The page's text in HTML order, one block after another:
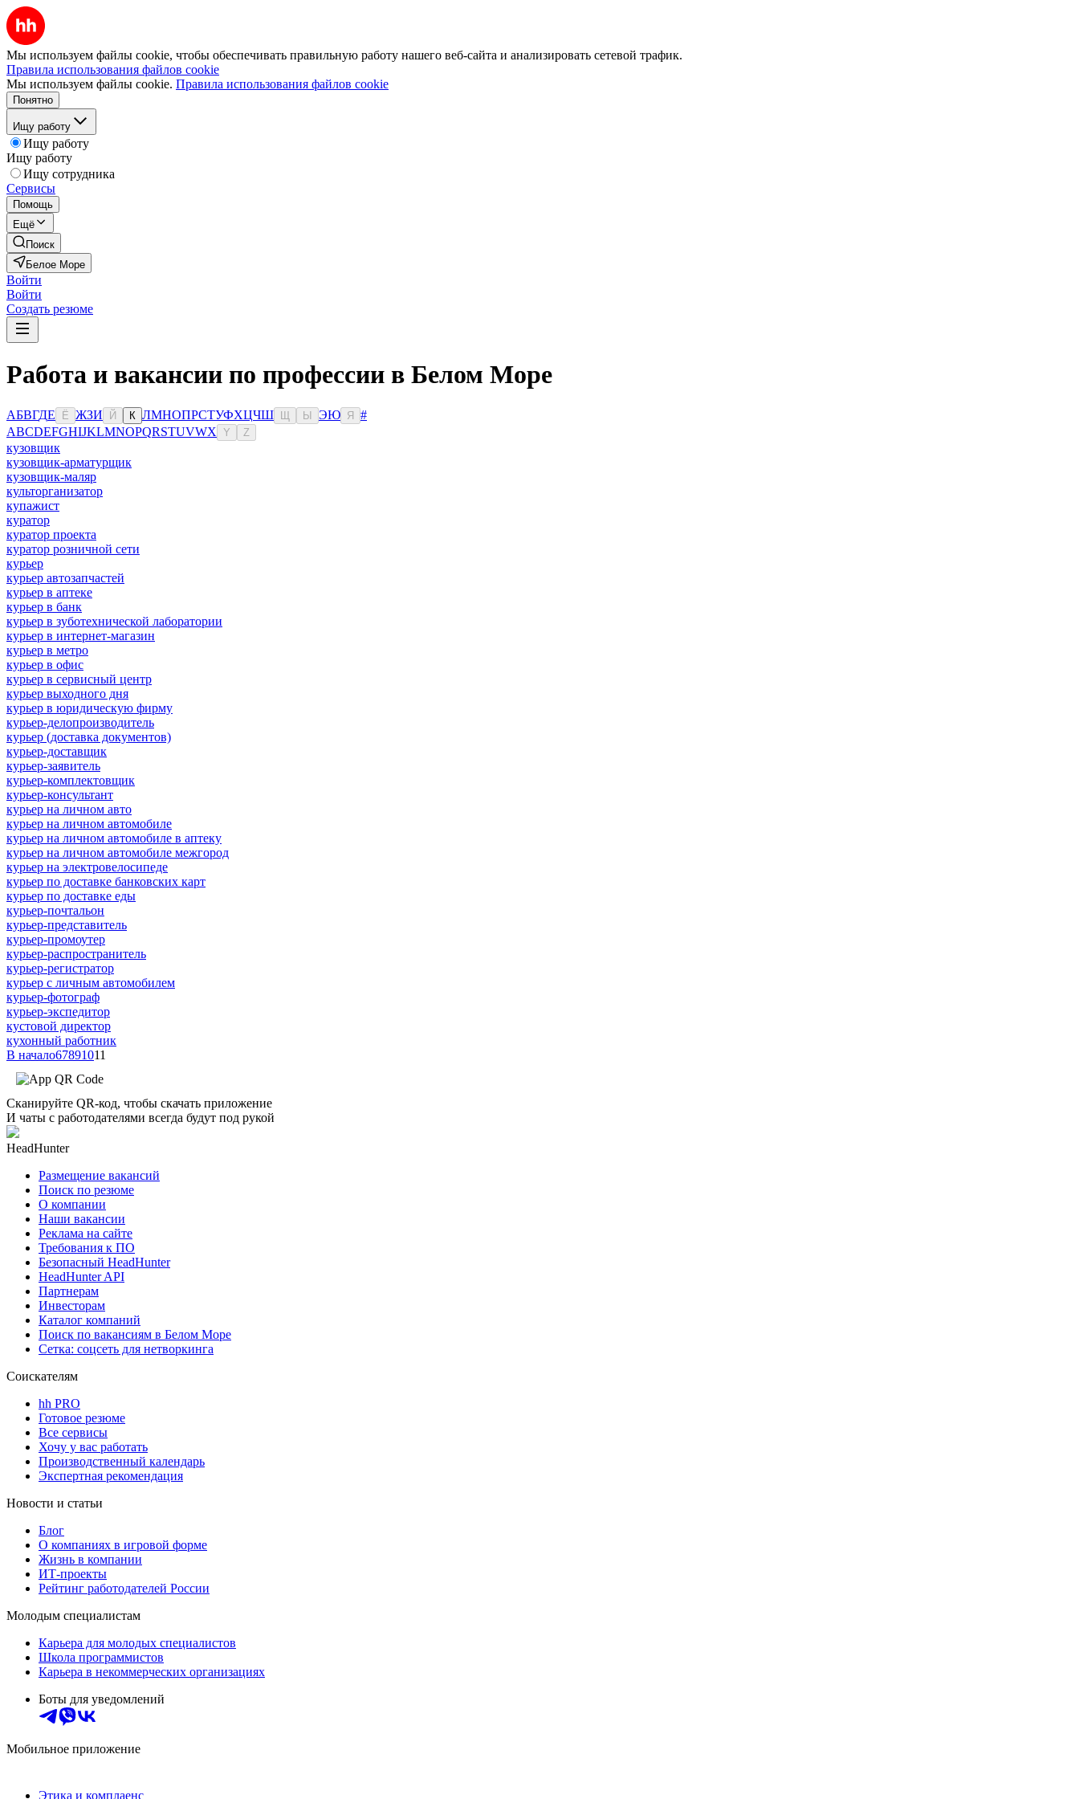
Мы используем файлы cookie, чтобы обеспечивать правильную работу нашего веб-сайта и анализировать сетевой трафик.
Правила использования файлов cookie
Мы используем файлы cookie. Правила использования файлов cookie
Понятно
Ищу работу
Ищу работу
Ищу работу
Ищу сотрудника
Сервисы
Помощь
Ещё
Поиск
Белое Море
Войти
Войти
Создать резюме
Работа и вакансии по профессии в Белом Море
АБВГДЕ Ё ЖЗИ Й К ЛМНОПРСТУФХЦЧШ Ы ЭЮ Я
#
ABCDEFGHIJKLMNOPQRSTUVWX Y Z
кузовщик
кузовщик-арматурщик
кузовщик-маляр
культорганизатор
купажист
куратор
куратор проекта
куратор розничной сети
курьер
курьер автозапчастей
курьер в аптеке
курьер в банк
курьер в зуботехнической лаборатории
курьер в интернет-магазин
курьер в метро
курьер в офис
курьер в сервисный центр
курьер выходного дня
курьер в юридическую фирму
курьер-делопроизводитель
курьер (доставка документов)
курьер-доставщик
курьер-заявитель
курьер-комплектовщик
курьер-консультант
курьер на личном авто
курьер на личном автомобиле
курьер на личном автомобиле в аптеку
курьер на личном автомобиле межгород
курьер на электровелосипеде
курьер по доставке банковских карт
курьер по доставке еды
курьер-почтальон
курьер-представитель
курьер-промоутер
курьер-распространитель
курьер-регистратор
курьер с личным автомобилем
курьер-фотограф
курьер-экспедитор
кустовой директор
кухонный работник
В начало67891011
Сканируйте QR-код, чтобы скачать приложение
И чаты с работодателями всегда будут под рукой
HeadHunter
Размещение вакансий
Поиск по резюме
О компании
Наши вакансии
Реклама на сайте
Требования к ПО
Безопасный HeadHunter
HeadHunter API
Партнерам
Инвесторам
Каталог компаний
Поиск по вакансиям в Белом Море
Сетка: соцсеть для нетворкинга
Соискателям
hh PRO
Готовое резюме
Все сервисы
Хочу у вас работать
Производственный календарь
Экспертная рекомендация
Новости и статьи
Блог
О компаниях в игровой форме
Жизнь в компании
ИТ-проекты
Рейтинг работодателей России
Молодым специалистам
Карьера для молодых специалистов
Школа программистов
Карьера в некоммерческих организациях
Боты для уведомлений
Мобильное приложение
Этика и комплаенс